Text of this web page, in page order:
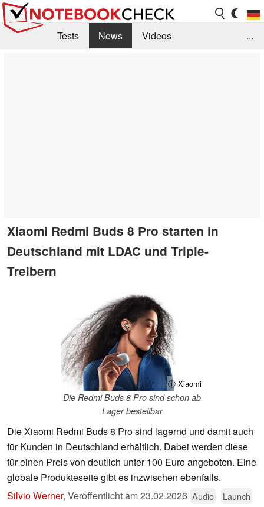
Tests News
Videos
...
Xiaomi Redmi Buds 8 Pro starten in
Deutschland mit LDAC und Triple-
Treibern
ⓘ Xiaomi
Die Redmi Buds 8 Pro sind schon ab
Lager bestellbar
Die Xiaomi Redmi Buds 8 Pro sind lagernd und damit auch
für Kunden in Deutschland erhältlich. Dabei werden diese
für einen Preis von deutlich unter 100 Euro angeboten. Eine
globale Produkteseite gibt es inzwischen ebenfalls.
Silvio Werner, Veröffentlicht am23.02.2026 Audio Launch